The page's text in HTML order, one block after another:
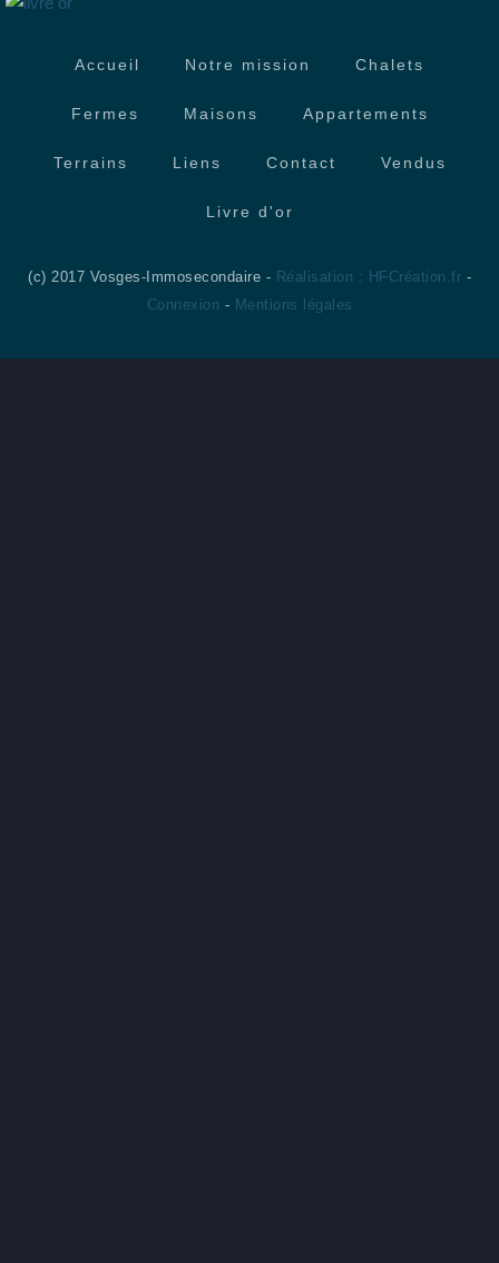
Accueil Notre mission Chalets
Fermes Maisons Appartements
Terrains Liens Contact Vendus
Livre d'or
(c) 2017 Vosges-Immosecondaire - Réalisation : HFCréation.fr -
Connexion - Mentions légales